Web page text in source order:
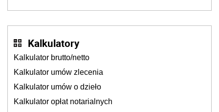
Kalkulatory
Kalkulator brutto/netto
Kalkulator umów zlecenia
Kalkulator umów o dzieło
Kalkulator opłat notarialnych